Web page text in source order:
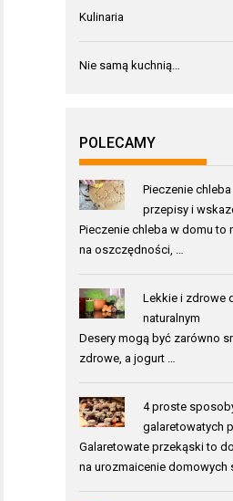
Kulinaria
Nie samą kuchnią…
POLECAMY
Pieczenie
przepisy i
Pieczenie chleba w domu to
na oszczędności, …
Lekkie i zdrowe
naturalnym
Desery mogą być zarówno
zdrowe, a jogurt …
4 proste
galaretowatych
Galaretowate przekąski to
na urozmaicenie domowych